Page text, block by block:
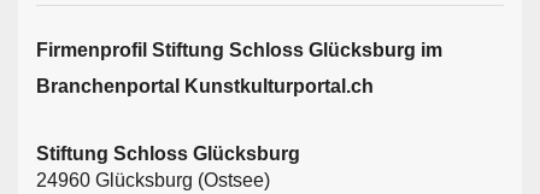
Firmen­profil Stiftung Schloss Glücksburg im
Branchen­portal Kunstkulturportal.ch
Stiftung Schloss Glücksburg
24960 Glücksburg (Ostsee)